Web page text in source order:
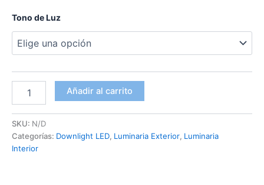
Tono de Luz
50W
cantidad
Añadir al carrito
SKU: N/D
Categorías: Downlight LED, Luminaria Exterior, Luminaria
Interior